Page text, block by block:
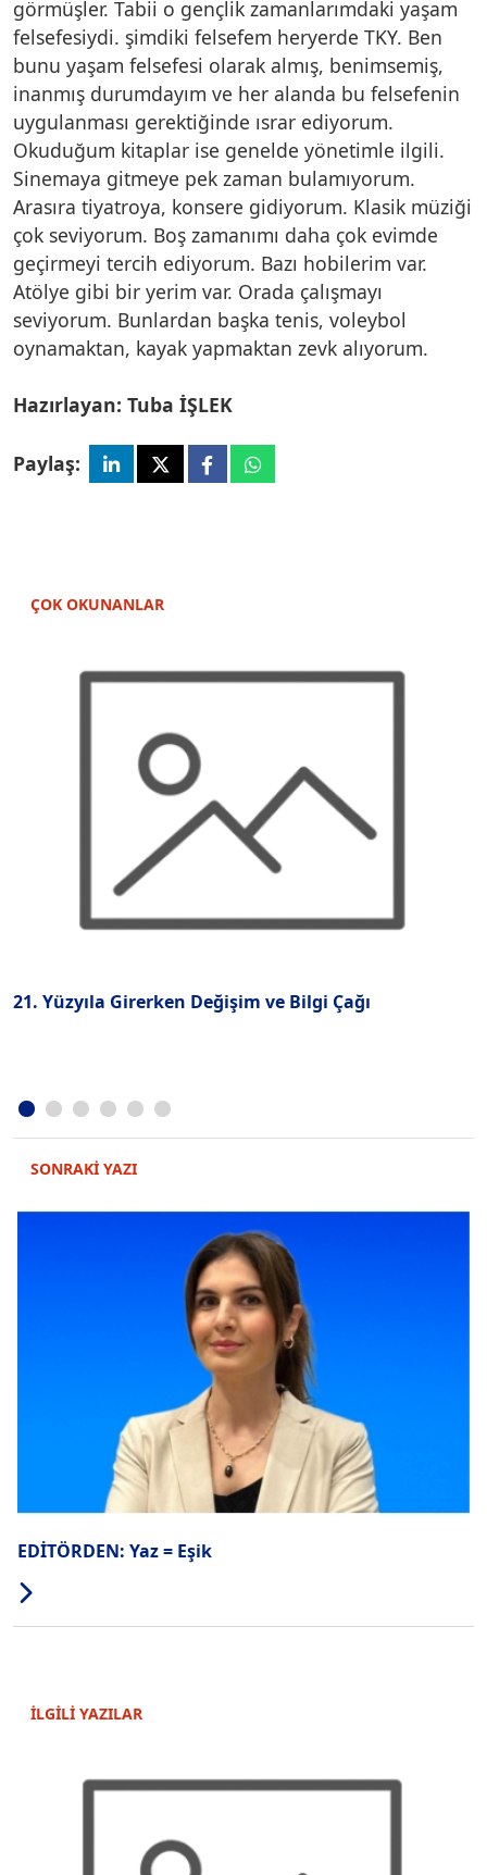
görmüşler. Tabii o gençlik zamanlarımdaki yaşam
felsefesiydi. şimdiki felsefem heryerde TKY. Ben
bunu yaşam felsefesi olarak almış, benimsemiş,
inanmış durumdayım ve her alanda bu felsefenin
uygulanması gerektiğinde ısrar ediyorum.
Okuduğum kitaplar ise genelde yönetimle ilgili.
Sinemaya gitmeye pek zaman bulamıyorum.
Arasıra tiyatroya, konsere gidiyorum. Klasik müziği
çok seviyorum. Boş zamanımı daha çok evimde
geçirmeyi tercih ediyorum. Bazı hobilerim var.
Atölye gibi bir yerim var. Orada çalışmayı
seviyorum. Bunlardan başka tenis, voleybol
oynamaktan, kayak yapmaktan zevk alıyorum.
Hazırlayan: Tuba İŞLEK
Paylaş:
ÇOK OKUNANLAR
21. Yüzyıla Girerken Değişim ve Bilgi Çağı
SONRAKİ YAZI
EDİTÖRDEN: Yaz = Eşik
İLGİLİ YAZILAR